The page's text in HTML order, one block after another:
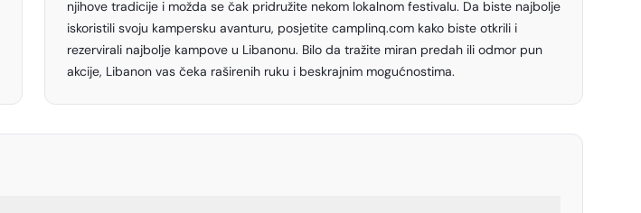
njihove tradicije i možda se čak pridružite nekom lokalnom festivalu. Da biste najbolje
iskoristili svoju kampersku avanturu, posjetite camplinq.com kako biste otkrili i
rezervirali najbolje kampove u Libanonu. Bilo da tražite miran predah ili odmor pun
akcije, Libanon vas čeka raširenih ruku i beskrajnim mogućnostima.